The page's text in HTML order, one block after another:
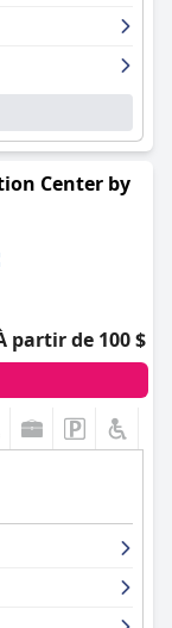
Center by
partir de 100 $